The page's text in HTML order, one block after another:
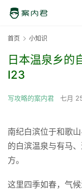
首页 小知识
日本温泉乡的
I23
写攻略的案内君 七月
南纪白滨位于和歌
的白滨温泉与有马
方。
这里四季如春，气